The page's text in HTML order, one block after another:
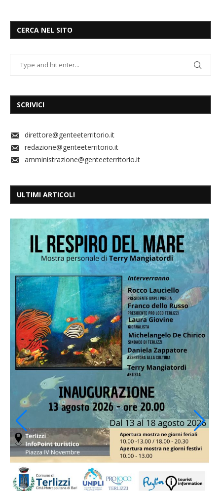
CERCA NEL SITO
SCRIVICI
direttore@genteeterritorio.it
redazione@genteeterritorio.it
amministrazione@genteeterritorio.it
ULTIMI ARTICOLI